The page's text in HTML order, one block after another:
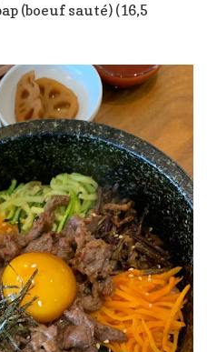
(boeuf sauté) (16,5